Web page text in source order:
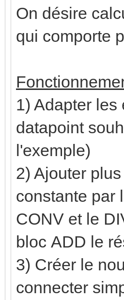
On désire
qui comporte
1) Adapter
datapoint
l'exemple)
2) Ajouter
constante par
CONV et le
bloc ADD le
3) Créer le
connecter